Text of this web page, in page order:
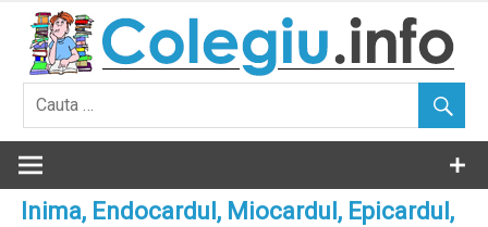
content
Inima, Endocardul, Miocardul, Epicardul,